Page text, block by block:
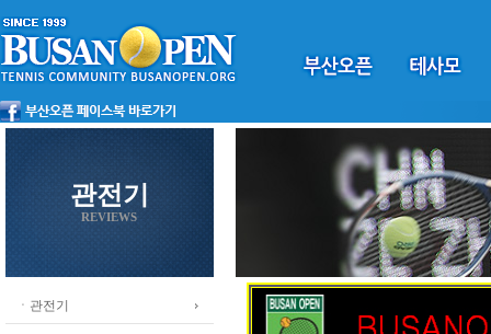
관전기
REVIEWS
ㆍ관전기